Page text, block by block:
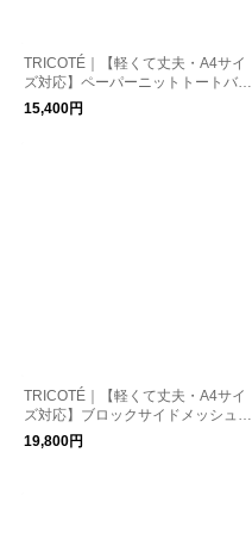
TRICOTÉ｜【軽くて丈夫・A4サイ
ズ対応】ペーパーニットトートバッ
グ
15,400円
TRICOTÉ｜【軽くて丈夫・A4サイ
ズ対応】ブロックサイドメッシュバ
ッグ
19,800円